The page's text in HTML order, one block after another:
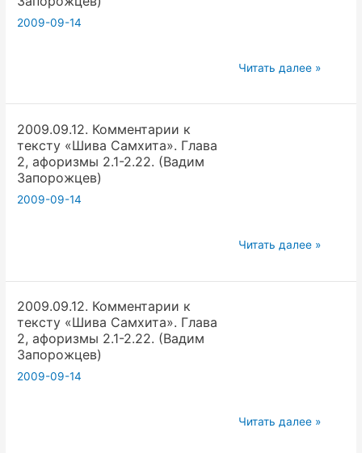
2009-09-14
2009.09.12.
к
2.1-
Читать далее »
2009.09.12. Комментарии к
тексту «Шива Самхита». Глава
2, афоризмы 2.1-2.22. (Вадим
Запорожцев)
2009-09-14
2009.09.12.
к
2.1-
Читать далее »
2009.09.12. Комментарии к
тексту «Шива Самхита». Глава
2, афоризмы 2.1-2.22. (Вадим
Запорожцев)
2009-09-14
2009.09.12.
Читать далее »